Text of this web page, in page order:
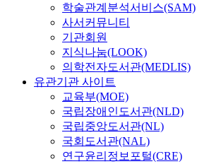
학술관계분석서비스(SAM)
사서커뮤니티
기관회원
지식나눔(LOOK)
의학전자도서관(MEDLIS)
유관기관 사이트
교육부(MOE)
국립장애인도서관(NLD)
국립중앙도서관(NL)
국회도서관(NAL)
연구윤리정보포털(CRE)